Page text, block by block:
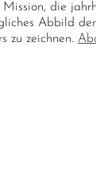
Mission, die
Abbild der
zu zeichnen.